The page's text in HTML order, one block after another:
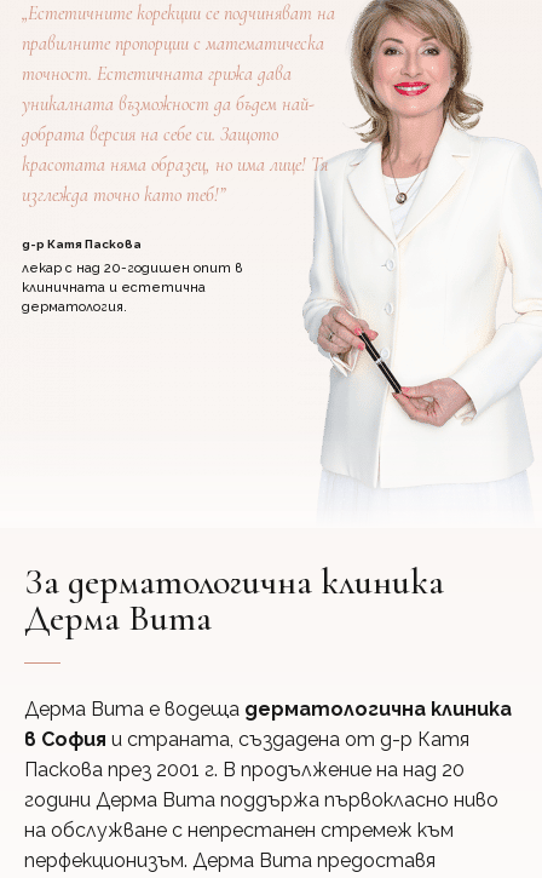
„Естетичните корекции се подчиняват на
правилните пропорции с математическа
точност. Естетичната грижа дава
уникалната възможност да бъдем най-
добрата версия на себе си. Защото
красотата няма образец, но има лице! Тя
изглежда точно като теб!”
д-р Катя Паскова
лекар с над 20-годишен опит в
клиничната и естетична
дерматология.
Зa дерматологична клиника
Дерма Вита
Дерма Вита е водеща дерматологична клиника
в София и страната, създадена от д-р Катя
Паскова през 2001 г. В продължение на над 20
години Дерма Вита поддържа първокласно ниво
на обслужване с непрестанен стремеж към
перфекционизъм. Дерма Вита предоставя